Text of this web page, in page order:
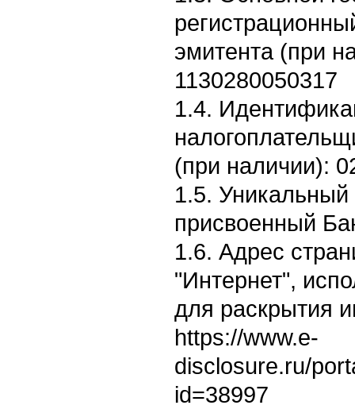
эмитента (при
1130280050317
1.4.
(при наличии):
1.5. Уникальный
присвоенный
1.6. Адрес
"Интернет",
для раскрытия
https://www.e-
disclosure.ru/
id=38997